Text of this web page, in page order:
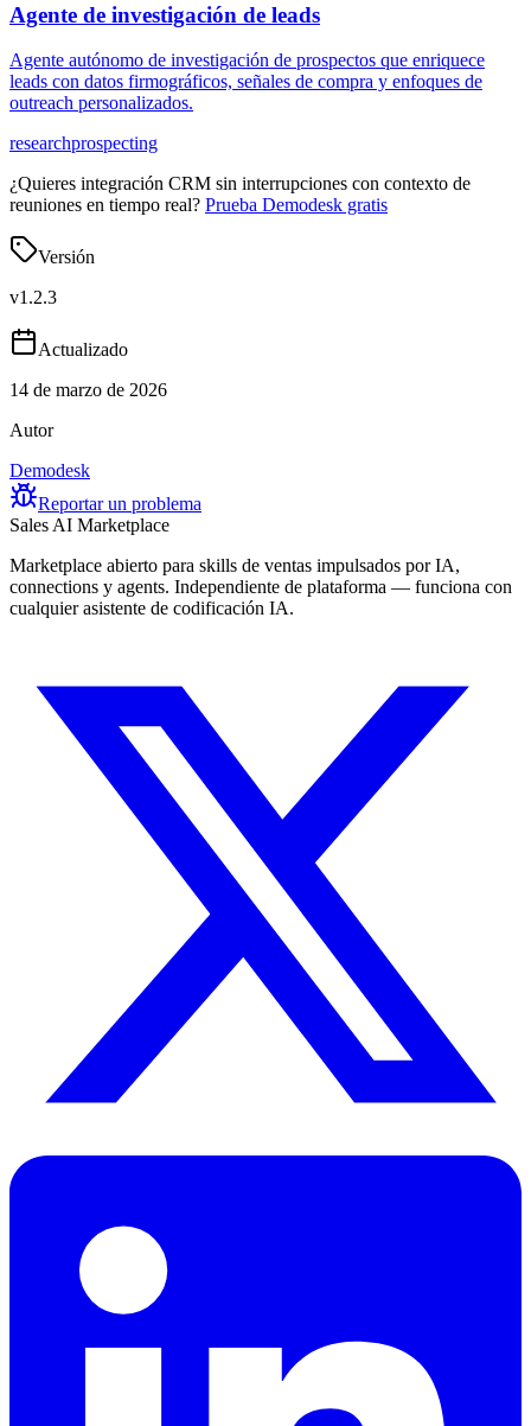
Agente de investigación de leads
Agente autónomo de investigación de prospectos que enriquece
leads con datos firmográficos, señales de compra y enfoques de
outreach personalizados.
researchprospecting
¿Quieres integración CRM sin interrupciones con contexto de
reuniones en tiempo real? Prueba Demodesk gratis
Versión
v1.2.3
Actualizado
14 de marzo de 2026
Autor
Demodesk
Reportar un problema
Sales AI Marketplace
Marketplace abierto para skills de ventas impulsados por IA,
connections y agents. Independiente de plataforma — funciona con
cualquier asistente de codificación IA.